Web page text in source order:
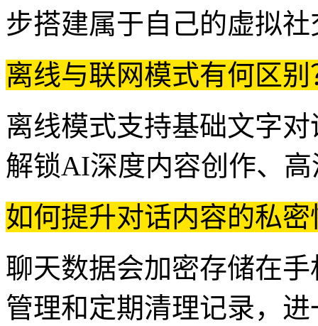
步搭建属于自己的虚拟社
离线与联网模式有何区别
离线模式支持基础文字
解锁AI深度内容创作、
如何提升对话内容的私密
聊天数据会加密存储在
管理和定期清理记录，